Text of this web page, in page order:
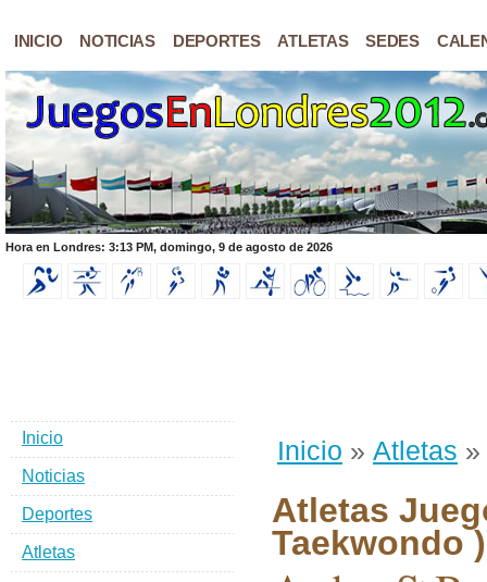
INICIO NOTICIAS DEPORTES ATLETAS SEDES
Hora en Londres: 3:13 PM, domingo, 9 de agosto de 2026
Inicio » Atletas »
Atletas
Taekwondo )
Inicio
Noticias
Deportes
Atletas